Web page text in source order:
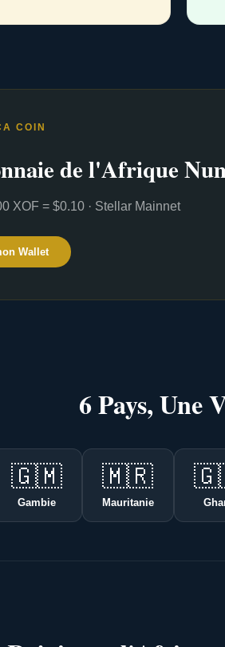
COIN
de l'Afrique
XOF = $0.10 · Stellar Mainnet
Wallet
6 Pays, Une
🇬🇲
Gambie
🇲🇷
Mauritanie